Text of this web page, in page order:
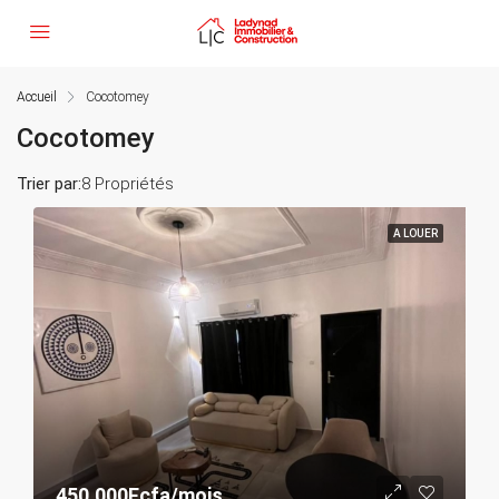
Accueil Cocotomey
Cocotomey
8 Propriétés
Trier par:
A LOUER